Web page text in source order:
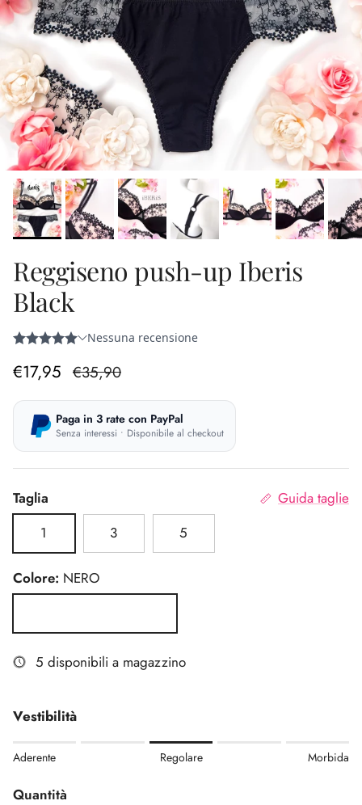
Reggiseno push-up Iberis
Black
Prezzo di vendita
€17,95 Prezzo normale
€35,90
Paga in 3 rate con PayPal
Senza interessi • Disponibile al checkout
Taglia
Guida taglie
1
3 5
Colore: NERO
5 disponibili a magazzino
Vestibilità
Rating of 1 means Aderente.
Rating of 5 means Morbida.
Aderente Regolare Morbida
Quantità